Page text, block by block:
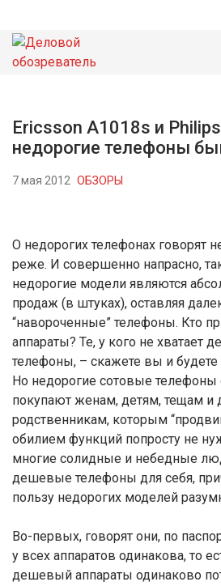
НОВОСТИ
Ericsson A1018s и
недорогие телефоны
7 мая 2012 ОБЗОРЫ
О недорогих телефонах говорят
реже. И совершенно напрасно,
недорогие модели являются
продаж (в штуках), оставляя
“навороченные” телефоны. Кто
аппараты? Те, у кого не хватает
телефоны, – скажете вы и
Но недорогие сотовые телефоны
покупают женам, детям, тещам и
родственникам, которым
обилием функций попросту не
многие солидные и небедные
дешевые телефоны для себя,
пользу недорогих моделей
Во-первых, говорят они, по
у всех аппаратов одинакова, то
дешевый аппараты одинаково